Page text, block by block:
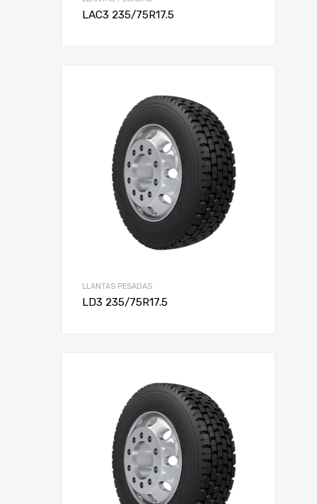
LAC3 235/75R17.5
LLANTAS PESADAS
LD3 235/75R17.5